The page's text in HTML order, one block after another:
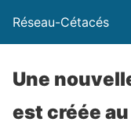
Réseau-Cétacés
Une
est créée au